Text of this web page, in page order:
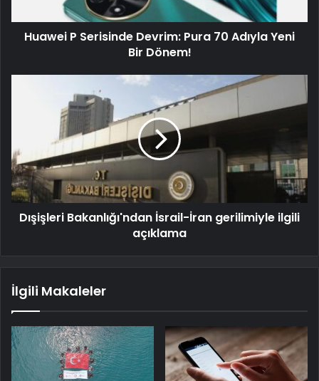
Huawei P Serisinde Devrim: Pura 70 Adıyla Yeni
Bir Dönem!
Dışişleri Bakanlığı'ndan İsrail-İran gerilimiyle ilgili
açıklama
İlgili Makaleler